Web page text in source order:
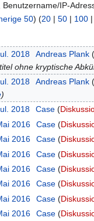
IP-
50) (20 | 50 | 100 |
2018 Andreas Plank
ohne kryptische
2018 Andreas Plank
2018 Case
2016 Case
2016 Case
2016 Case
2016 Case
2016 Case
2016 Case
2016 Case